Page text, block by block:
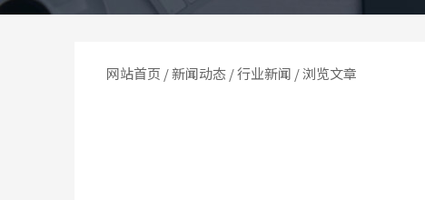
网站首页 /新闻动态/行业新闻 / 浏览文章